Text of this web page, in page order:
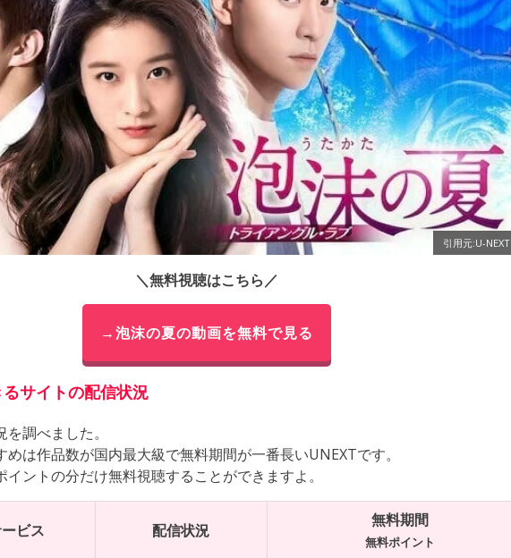
引用元:U-NEXT
＼無料視聴はこちら／
→泡沫の夏の動画を無料で見る
サイトの配信状況
調べました。
は作品数が国内最大級で無料期間が一番長いUNEXTです。
ントの分だけ無料視聴することができますよ。
ビス 配信状況
無料期間
無料ポイント